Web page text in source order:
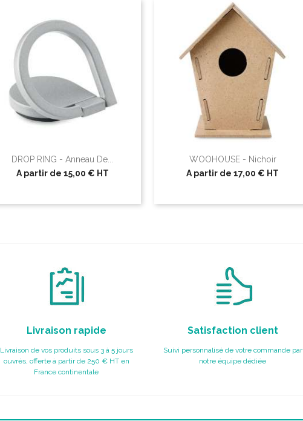
DROP RING - Anneau De...
A partir de 15,00 € HT
WOOHOUSE - Nichoir
A partir de 17,00 € HT
Livraison rapide
Livraison de vos produits sous 3 à 5 jours
ouvrés, offerte à partir de 250 € HT en
France continentale
Satisfaction client
Suivi personnalisé de votre commande par
notre équipe dédiée